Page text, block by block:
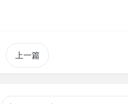
上一篇